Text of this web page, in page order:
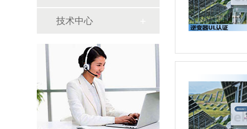
技术中心